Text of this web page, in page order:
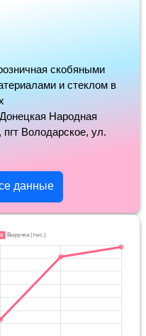
скобяными
и стеклом в
Народная
Володарское, ул.
данные